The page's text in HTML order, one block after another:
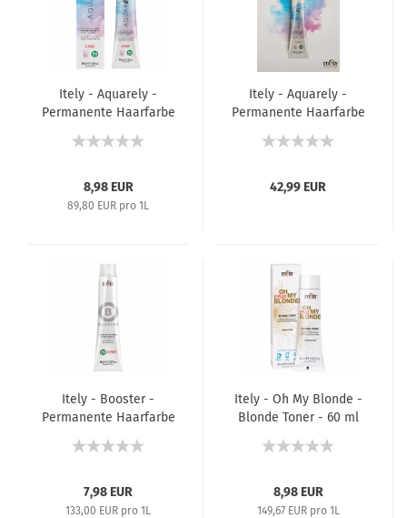
Itely - Aquarely -
Permanente Haarfarbe
8,98 EUR
89,80 EUR pro 1L
Itely - Aquarely -
Permanente Haarfarbe
42,99 EUR
Itely - Booster -
Permanente Haarfarbe
60 ml
7,98 EUR
133,00 EUR pro 1L
Itely - Oh My Blonde -
Blonde Toner - 60 ml
8,98 EUR
149,67 EUR pro 1L